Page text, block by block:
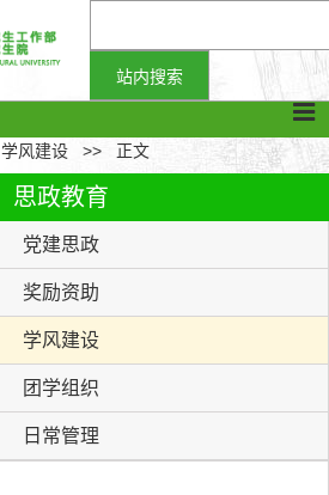
学风建设 >> 正文
思政教育
党建思政
奖励资助
学风建设
团学组织
日常管理